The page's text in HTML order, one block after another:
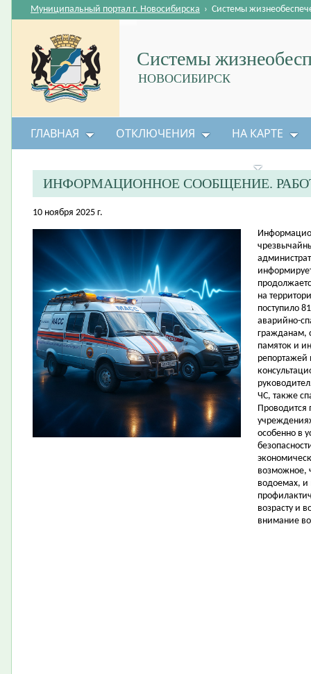
Системы
НОВОСИБИРСК
Муниципальный портал г. Новосибирска › Системы
ГЛАВНАЯ ОТКЛЮЧЕНИЯ НА КАРТЕ
ИНФОРМАЦИОННОЕ СООБЩЕНИЕ.
10 ноября 2025 г.
на
поступило
аварийно-
гражданам,
памяток и
репортажей
ЧС, также
Проводится
особенно в
возможное,
водоемах, и
возрасту и
внимание